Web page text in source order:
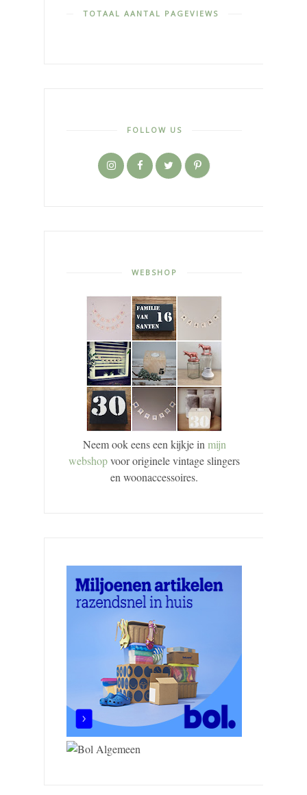
TOTAAL AANTAL PAGEVIEWS
FOLLOW US
WEBSHOP
Neem ook eens een kijkje inmijn
webshopvoor originele vintage slingers
en woonaccessoires.